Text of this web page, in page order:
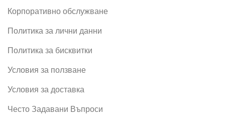
Корпоративно обслужване
Политика за лични данни
Политика за бисквитки
Условия за ползване
Условия за доставка
Често Задавани Въпроси